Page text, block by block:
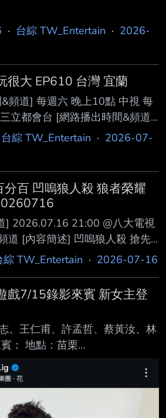
· 台綜 TW_Entertain · 2026-
很大 EP610 台灣 宜蘭
頻道] 每週六 晚上10點 中視 每
立都會台 [網路播出時間&頻道]
四季線上 每週日 晚上8點
上0點 愛奇藝 每週一 晚上7點 官
9Ql2GDx5GXY?si=HEF-
HpqLmRkme6A?
C4a8rQYZpuo?si=crOwtDu
台綜 TW_Entertain · 2026-07-
百 凹嗚狼人殺 狼者榮耀
] 2026.07.16 21:00 @八大電視
道 [內容簡述] 凹嗚狼人殺 搶先
影片：
、孫沁岳、紀卜心、荳荳、雨
宇、YC、小翔、枕 頭 狼者榮耀
個賽段進行。 第1、2賽段將進行
根據每局遊戲結果，來獲得個人
結束後，將依照玩家的遊戲積分
，並發放相應數量的狼人幣。 (*
獲得向上取整狼
綜 TW_Entertain · 2026-07-16
戲7/15錄影來賓 新女主登
、王仁甫、許孟哲、蔡黃汝、林
： 地點：苗栗
vnxwmP.jpg
6wyYpi.jpg --